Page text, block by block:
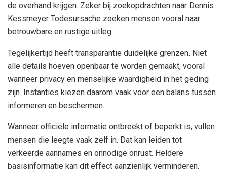
de overhand krijgen. Zeker bij zoekopdrachten naar Dennis
Kessmeyer Todesursache zoeken mensen vooral naar
betrouwbare en rustige uitleg.
Tegelijkertijd heeft transparantie duidelijke grenzen. Niet
alle details hoeven openbaar te worden gemaakt, vooral
wanneer privacy en menselijke waardigheid in het geding
zijn. Instanties kiezen daarom vaak voor een balans tussen
informeren en beschermen.
Wanneer officiële informatie ontbreekt of beperkt is, vullen
mensen die leegte vaak zelf in. Dat kan leiden tot
verkeerde aannames en onnodige onrust. Heldere
basisinformatie kan dit effect aanzienlijk verminderen.